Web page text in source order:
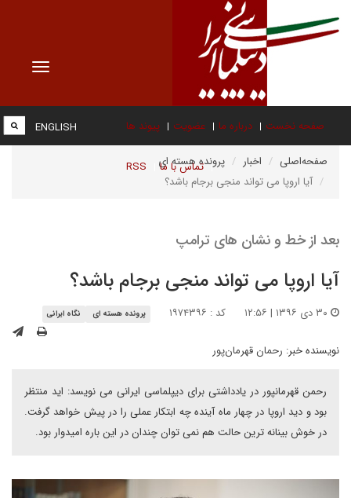
Toggle
صفحه نخست درباره ما عضویت پیوند ها
تماس با ما RSS
ENGLISH
صفحه‌اصلی اخبار
پرونده هسته ای
آیا اروپا می تواند منجی برجام باشد؟
بعد از خط و نشان های ترامپ
آیا اروپا می تواند منجی برجام باشد؟
کد : ۱۹۷۴۳۹۶ پرونده هسته ای نگاه ایرانی
نویسنده خبر: رحمان قهرمان‌پور
رحمن قهرمانپور در یادداشتی برای دیپلماسی ایرانی می نویسد: اید منتظر
بود و دید اروپا در چهار ماه آینده چه ابتکار عملی را در پیش خواهد گرفت.
در خوش بینانه ترین حالت هم نمی توان چندان در این باره امیدوار بود.